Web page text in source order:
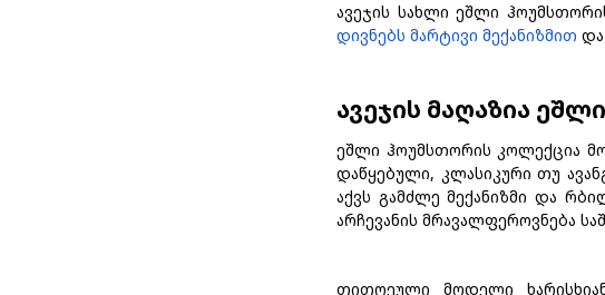
ავეჯის სახლი ეშლი
დივნებს მარტივი მექანიზმით და
ავეჯის მაღაზია
ეშლი ჰოუმსთორის კოლექცია
დაწყებული, კლასიკური თუ
აქვს გამძლე მექანიზმი და
არჩევანის მრავალფეროვნება
თითოეული მოდელი